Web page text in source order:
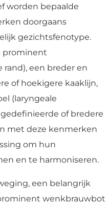
worden bepaalde
doorgaans
gezichtsfenotype.
prominent
een breder en
of hoekigere kaaklijn,
(laryngeale
of bredere
met deze kenmerken
om hun
en te harmoniseren.
een belangrijk
wenkbrauwbot